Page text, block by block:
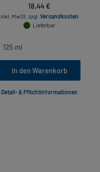
18,44 €
inkl. MwSt. zzgl. Versandkosten
Lieferbar
In den Warenkorb
Detail- & Pflichtinformationen